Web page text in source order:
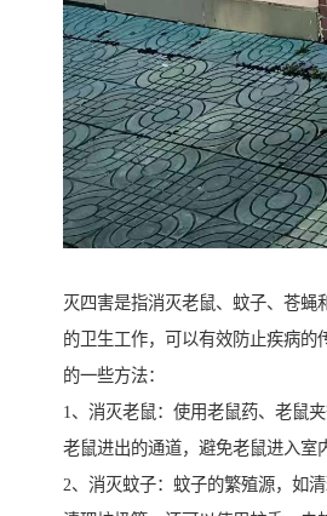
灭四害是指消灭老鼠、蚊子、苍蝇
的卫生工作，可以有效防止疾病的
的一些方法：
1、消灭老鼠：使用老鼠药、老鼠
老鼠进出的通道，避免老鼠进入室
2、消灭蚊子：蚊子的繁殖源，如清